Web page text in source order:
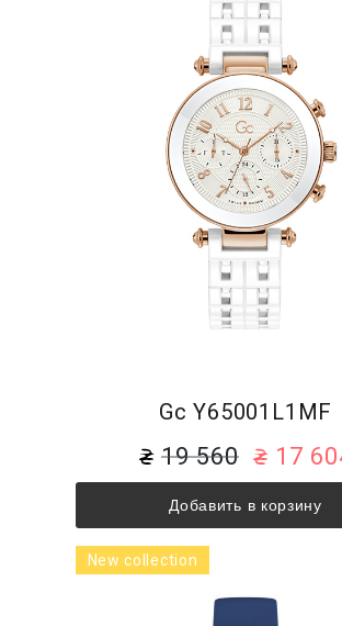
Gc Y65001L1MF
19 560 17
Добавить в корзину
New collection